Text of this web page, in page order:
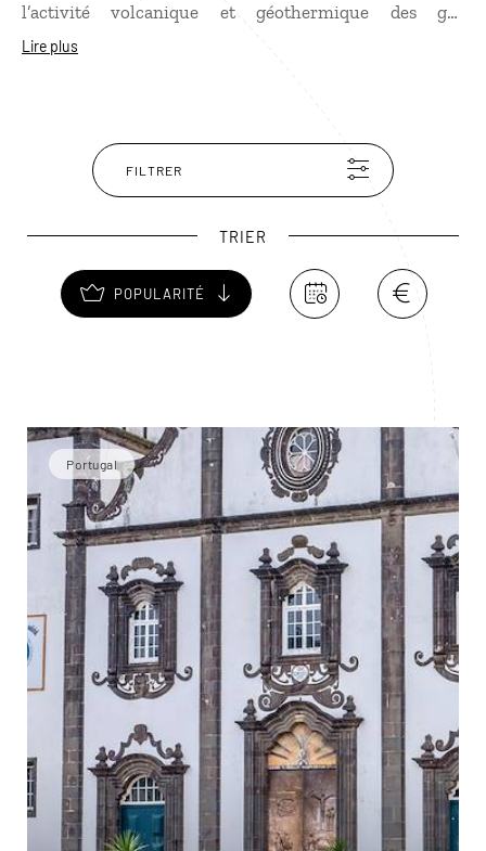
l’activité volcanique et géothermique des gaz
volcaniques, dont la chaleur dépasse par endroits 130
Lire plus
FILTRER
TRIER
POPULARITÉ
Portugal